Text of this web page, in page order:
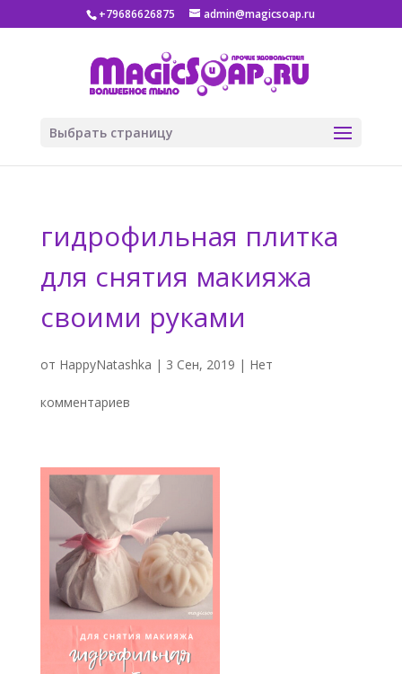
+79686626875 admin@magicsoap.ru
Выбрать страницу
гидрофильная плитка
для снятия макияжа
своими руками
от HappyNatashka | 3 Сен, 2019 | Нет
комментариев